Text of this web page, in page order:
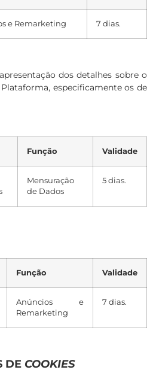
e Remarketing 7 dias.
dos detalhes sobre o
especificamente os de
Função Validade
Mensuração
de Dados
5 dias.
Função Validade
Anúncios e
Remarketing
7 dias.
DE COOKIES